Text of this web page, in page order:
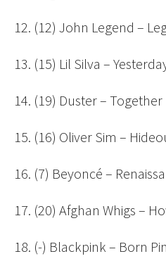
12. (12) John Legend –
13. (15) Lil Silva –
14. (19) Duster – Together
15. (16) Oliver Sim –
16. (7) Beyoncé –
17. (20) Afghan Whigs –
18. (-) Blackpink – Born